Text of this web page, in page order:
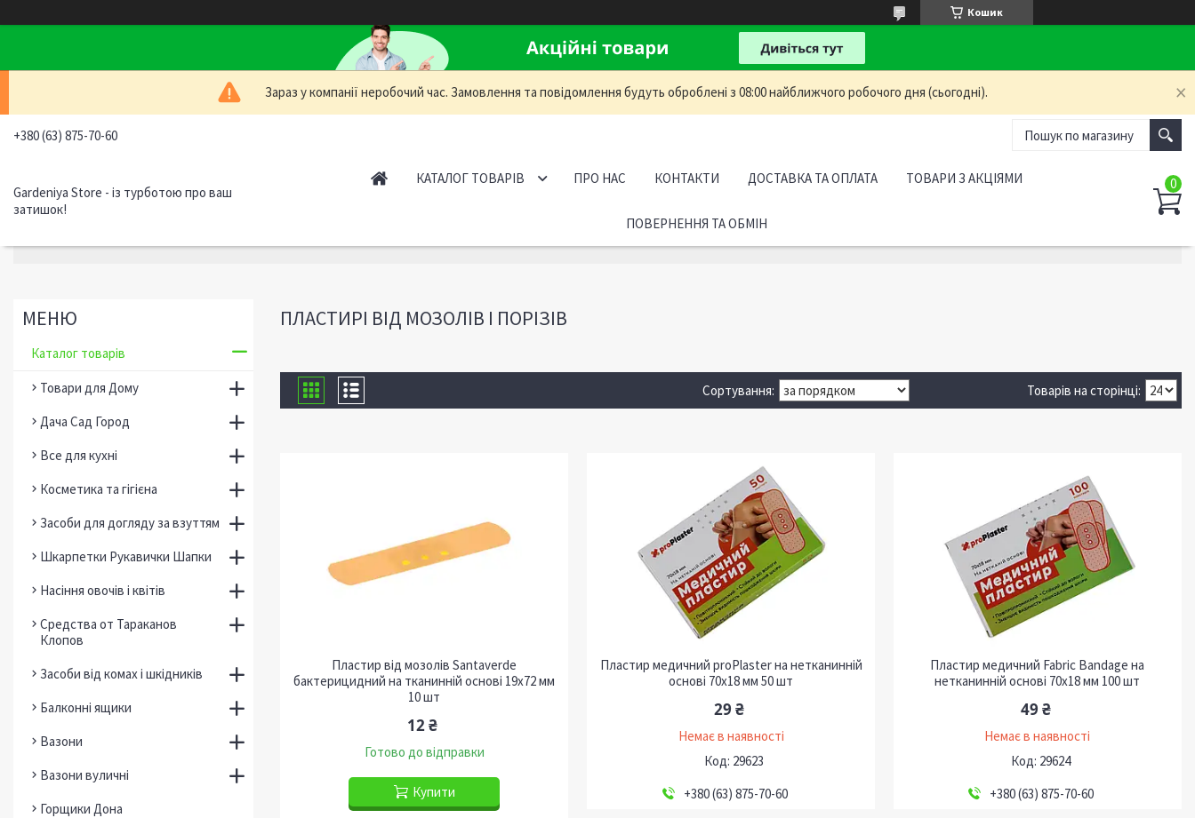
Кошик
Зараз у компанії неробочий час. Замовлення та повідомлення будуть оброблені з 08:00 найближчого робочого дня (сьогодні).
+380 (63) 875-70-60
Gardeniya Store - із турботою про ваш
затишок!
КАТАЛОГ ТОВАРІВ ПРО НАС КОНТАКТИ ДОСТАВКА ТА ОПЛАТА ТОВАРИ З АКЦІЯМИ
ПОВЕРНЕННЯ ТА ОБМІН
ПЛАСТИРІ ВІД МОЗОЛІВ І ПОРІЗІВ
Пластир від мозолів Santaverde
бактерицидний на тканинній основі 19х72 мм
10 шт
12 ₴
Готово до відправки
Купити
Пластир медичний proPlaster на нетканинній
основі 70х18 мм 50 шт
29 ₴
Немає в наявності
29623
+380 (63) 875-70-60
Пластир медичний Fabric Bandage на
нетканинній основі 70х18 мм 100 шт
49 ₴
Немає в наявності
29624
+380 (63) 875-70-60
Каталог товарів
Товари для Дому
Дача Сад Город
Все для кухні
Косметика та гігієна
Засоби для догляду за взуттям
Шкарпетки Рукавички Шапки
Насіння овочів і квітів
Средства от Тараканов
Клопов
Засоби від комах і шкідників
Балконні ящики
Вазони
Вазони вуличні
Горщики Дона